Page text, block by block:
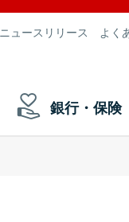
ニュースリリース よく
銀行・保険